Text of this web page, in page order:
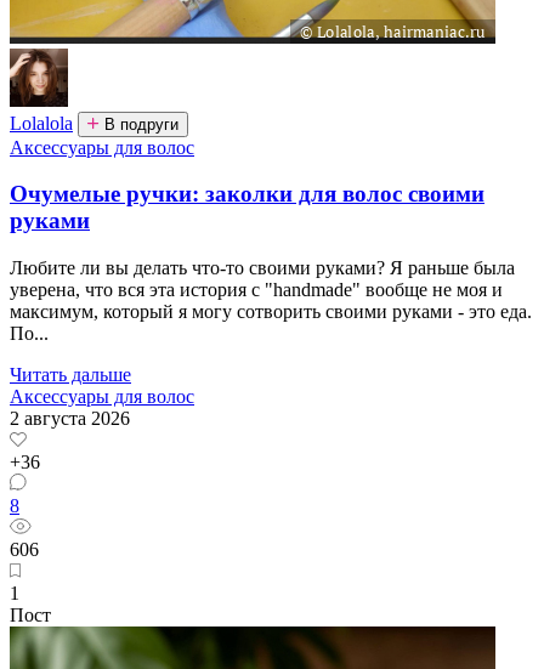
Lolalola В подруги
Аксессуары для волос
Очумелые ручки: заколки для волос своими
руками
Любите ли вы делать что-то своими руками? Я раньше была
уверена, что вся эта история с "handmade" вообще не моя и
максимум, который я могу сотворить своими руками - это еда.
По...
Читать дальше
Аксессуары для волос
2 августа 2026
+36
8
606
1
Пост